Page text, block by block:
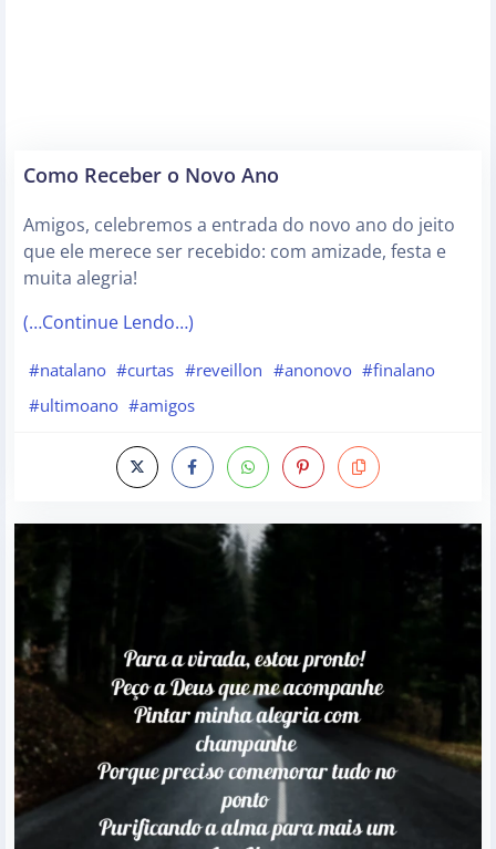
Como Receber o Novo Ano
Amigos, celebremos a entrada do novo ano do jeito
que ele merece ser recebido: com amizade, festa e
muita alegria!
(…Continue Lendo…)
#natalano #curtas #reveillon #anonovo #finalano
#ultimoano #amigos